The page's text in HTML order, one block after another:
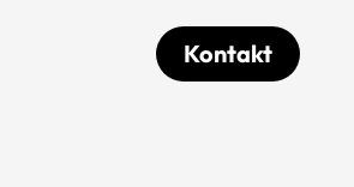
Kontakt